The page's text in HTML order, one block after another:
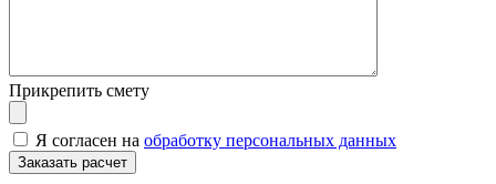
Прикрепить смету
Я согласен на обработку персональных данных